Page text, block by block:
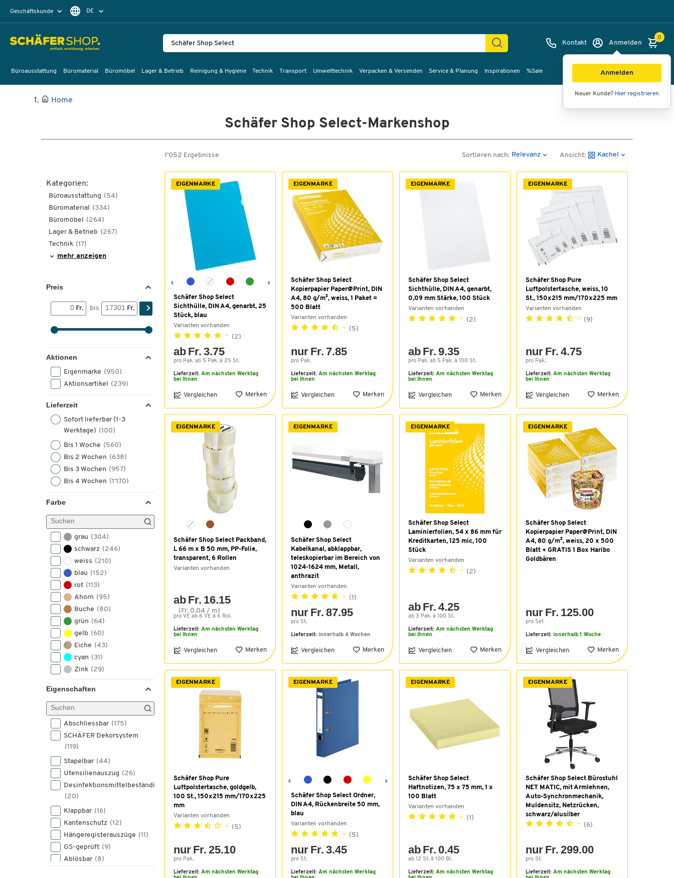
Geschäftskunde DE
EN Kontakt Anmelden
Anmelden
Neuer Kunde? Hier registrieren
0
Büroausstattung Büromaterial Büromöbel Lager & Betrieb Reinigung & Hygiene Technik Transport Umwelttechnik Verpacken & Versenden Service & Planung Inspirationen %Sale
Home
Schäfer Shop Select-Markenshop
Kategorien:
Büroausstattung (54)
Büromaterial (334)
Büromöbel (264)
Lager & Betrieb (267)
Technik (17)
mehr anzeigen
Preis
Fr. bis Fr.
Aktionen
Eigenmarke (950)
Aktionsartikel (239)
Lieferzeit
Sofort lieferbar (1-3
Werktage) (100)
Bis 1 Woche (560)
Bis 2 Wochen (638)
Bis 3 Wochen (957)
Bis 4 Wochen (1’170)
Farbe
grau (304)
schwarz (246)
weiss (210)
blau (152)
rot (113)
Ahorn (95)
Buche (80)
grün (64)
gelb (60)
Eiche (43)
cyan (31)
Zink (29)
silber(17)
transparent
farbig(5)
orange
natur
Edelstahl
(1)
Eigenschaften
Abschliessbar (175)
SCHÄFER Dekorsystem
(119)
Stapelbar (44)
Utensilienauszug (26)
Desinfektionsmittelbeständig
(20)
Klappbar (16)
Kantenschutz (12)
Hängeregisterauszüge (11)
GS-geprüft (9)
Ablösbar (8)
1’052 Ergebnisse Sortieren nach: Relevanz Ansicht: Kachel
EIGENMARKE
Schäfer Shop Select
Sichthülle, DIN A4, genarbt, 25
Stück, blau
Varianten vorhanden
(2)
ab Fr. 3.75
pro Pak. ab 5 Pak. à 25 St.
Lieferzeit: Am nächsten Werktag
bei Ihnen
Vergleichen Merken
EIGENMARKE
Schäfer Shop Select
Kopierpapier Paper@Print, DIN
A4, 80 g/m², weiss, 1 Paket =
500 Blatt
Varianten vorhanden
(5)
nur Fr. 7.85
pro Pak.
Lieferzeit: Am nächsten Werktag
bei Ihnen
Vergleichen Merken
EIGENMARKE
Schäfer Shop Select
Sichthülle, DIN A4, genarbt,
0,09 mm Stärke, 100 Stück
Varianten vorhanden
(2)
ab Fr. 9.35
pro Pak. ab 5 Pak. à 100 St.
Lieferzeit: Am nächsten Werktag
bei Ihnen
Vergleichen Merken
EIGENMARKE
Schäfer Shop Pure
Luftpolstertasche, weiss, 10
St., 150x215 mm/170x225 mm
Varianten vorhanden
(9)
nur Fr. 4.75
pro Pak.
Lieferzeit: Am nächsten Werktag
bei Ihnen
Vergleichen Merken
EIGENMARKE
Schäfer Shop Select Packband,
L 66 m x B 50 mm, PP-Folie,
transparent, 6 Rollen
Varianten vorhanden
ab Fr. 16.15
(Fr. 0.04 / m)
pro VE ab 6 VE à 6 Rol.
Lieferzeit: Am nächsten Werktag
bei Ihnen
Vergleichen Merken
EIGENMARKE
Schäfer Shop Select
Kabelkanal, abklappbar,
teleskopierbar im Bereich von
1024-1624 mm, Metall,
anthrazit
Varianten vorhanden
(1)
nur Fr. 87.95
pro St.
Lieferzeit: innerhalb 4 Wochen
Vergleichen Merken
EIGENMARKE
Schäfer Shop Select
Laminierfolien, 54 x 86 mm für
Kreditkarten, 125 mic, 100
Stück
Varianten vorhanden
(2)
ab Fr. 4.25
ab 3 Pak. à 100 St.
Lieferzeit: Am nächsten Werktag
bei Ihnen
Vergleichen Merken
EIGENMARKE
Schäfer Shop Select
Kopierpapier Paper@Print, DIN
A4, 80 g/m², weiss, 20 x 500
Blatt + GRATIS 1 Box Haribo
Goldbären
nur Fr. 125.00
pro Set
Lieferzeit: innerhalb 1 Woche
Vergleichen Merken
EIGENMARKE
Schäfer Shop Pure
Luftpolstertasche, goldgelb,
100 St., 150x215 mm/170x225
mm
Varianten vorhanden
(5)
nur Fr. 25.10
pro Pak.
Lieferzeit: Am nächsten Werktag
EIGENMARKE
Schäfer Shop Select Ordner,
DIN A4, Rückenbreite 50 mm,
blau
Varianten vorhanden
(5)
nur Fr. 3.45
pro St.
Lieferzeit: Am nächsten Werktag
EIGENMARKE
Schäfer Shop Select
Haftnotizen, 75 x 75 mm, 1 x
100 Blatt
Varianten vorhanden
(1)
ab Fr. 0.45
ab 12 St. à 100 Bl.
Lieferzeit: Am nächsten Werktag
EIGENMARKE
Schäfer Shop Select Bürostuhl
NET MATIC, mit Armlehnen,
Auto-Synchronmechanik,
Muldensitz, Netzrücken,
schwarz/alusilber
(6)
nur Fr. 299.00
pro St.
Lieferzeit: Am nächsten Werktag